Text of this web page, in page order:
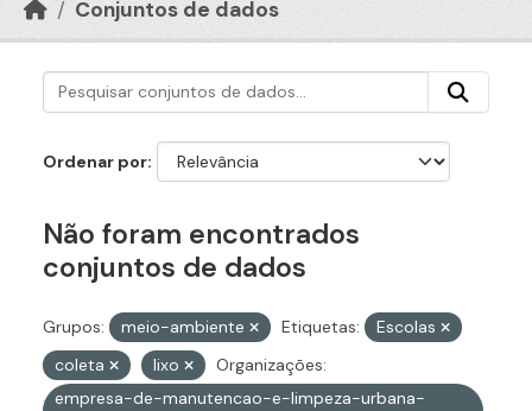
Conjuntos de dados
Ordenar por
Não foram encontrados
conjuntos de dados
Grupos: meio-ambiente Etiquetas:
Escolas
coleta
lixo
Organizações:
empresa-de-manutencao-e-limpeza-urbana-